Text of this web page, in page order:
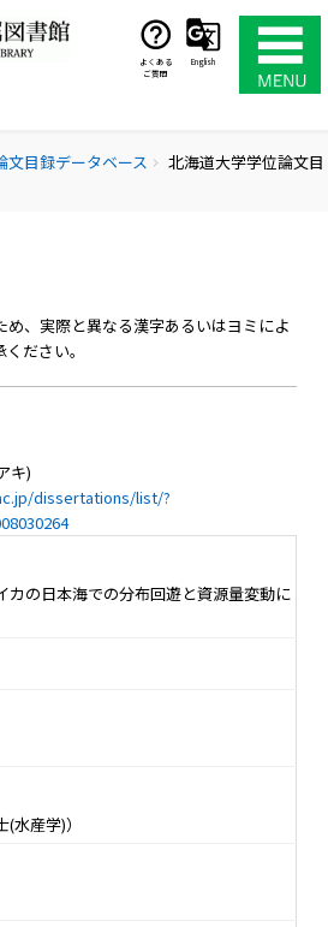
よくある
ご質問
English
文目録データベース chevron_right
北海道大学学位論文目
、実際と異なる漢字あるいはヨミによ
ださい。
キ)
dissertations/list/?
カの日本海での分布回遊と資源量変動に
水産学)）